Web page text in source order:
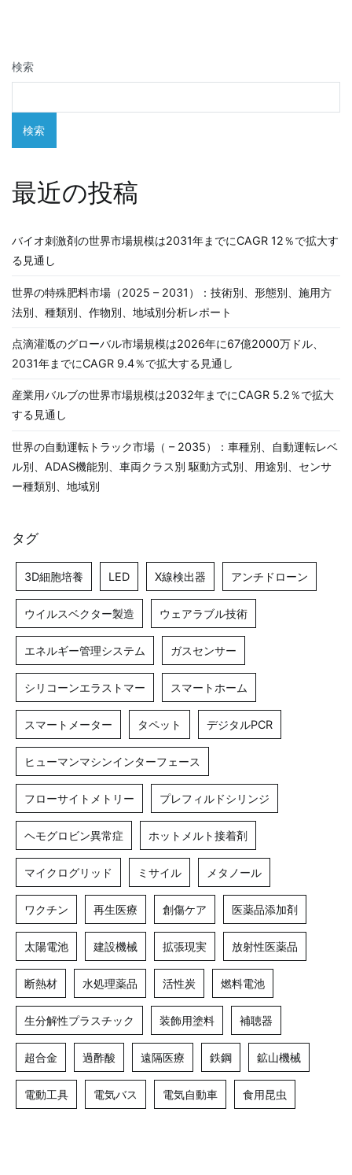
ー
シ
ョ
ン
検索
検索
最近の投稿
バイオ刺激剤の世界市場規模は2031年までにCAGR 12％で拡大す
る見通し
世界の特殊肥料市場（2025 – 2031）：技術別、形態別、施用方
法別、種類別、作物別、地域別分析レポート
点滴灌漑のグローバル市場規模は2026年に67億2000万ドル、
2031年までにCAGR 9.4％で拡大する見通し
産業用バルブの世界市場規模は2032年までにCAGR 5.2％で拡大
する見通し
世界の自動運転トラック市場（ – 2035）：車種別、自動運転レベ
ル別、ADAS機能別、車両クラス別 駆動方式別、用途別、センサ
ー種類別、地域別
タグ
3D細胞培養 LED X線検出器 アンチドローン
ウイルスベクター製造 ウェアラブル技術
エネルギー管理システム ガスセンサー
シリコーンエラストマー スマートホーム
スマートメーター タペット デジタルPCR
ヒューマンマシンインターフェース
フローサイトメトリー プレフィルドシリンジ
ヘモグロビン異常症 ホットメルト接着剤
マイクログリッド ミサイル メタノール
ワクチン 再生医療 創傷ケア 医薬品添加剤
太陽電池 建設機械 拡張現実 放射性医薬品
断熱材 水処理薬品 活性炭 燃料電池
生分解性プラスチック 装飾用塗料 補聴器
超合金 過酢酸 遠隔医療 鉄鋼 鉱山機械
電動工具 電気バス 電気自動車 食用昆虫